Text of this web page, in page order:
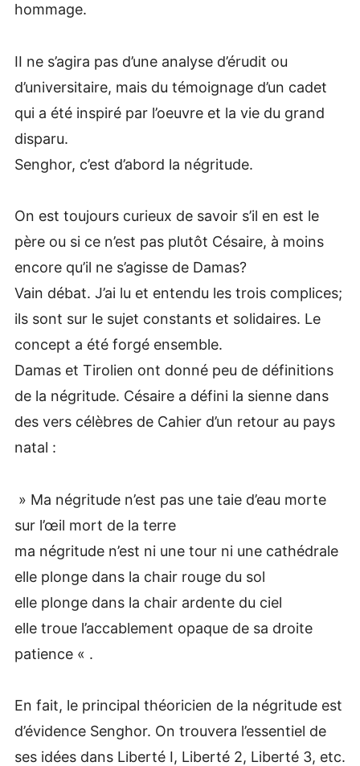
hommage.
II ne s’agira pas d’une analyse d’érudit ou
d’universitaire, mais du témoignage d’un cadet
qui a été inspiré par l’oeuvre et la vie du grand
disparu.
Senghor, c’est d’abord la négritude.
On est toujours curieux de savoir s’il en est le
père ou si ce n’est pas plutôt Césaire, à moins
encore qu’il ne s’agisse de Damas?
Vain débat. J’ai lu et entendu les trois complices;
ils sont sur le sujet constants et solidaires. Le
concept a été forgé ensemble.
Damas et Tirolien ont donné peu de définitions
de la négritude. Césaire a défini la sienne dans
des vers célèbres de Cahier d’un retour au pays
natal :
» Ma négritude n’est pas une taie d’eau morte
sur l’œil mort de la terre
ma négritude n’est ni une tour ni une cathédrale
elle plonge dans la chair rouge du sol
elle plonge dans la chair ardente du ciel
elle troue l’accablement opaque de sa droite
patience « .
En fait, le principal théoricien de la négritude est
d’évidence Senghor. On trouvera l’essentiel de
ses idées dans Liberté I, Liberté 2, Liberté 3, etc.